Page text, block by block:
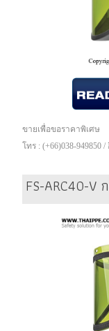
ขายเพื่อขอราคาพิเศษ
โทร : (+66)038-949850 /
FS-ARC40-V